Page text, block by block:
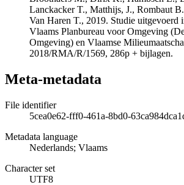
Lanckacker T., Matthijs, J., Rombaut
Van Haren T., 2019. Studie uitgevoerd
Vlaams Planbureau voor Omgeving
Omgeving) en Vlaamse
2018/RMA/R/1569, 286p + bijlagen.
Meta-metadata
File identifier
5cea0e62-fff0-461a-8bd0-
Metadata language
Nederlands; Vlaams
Character set
UTF8